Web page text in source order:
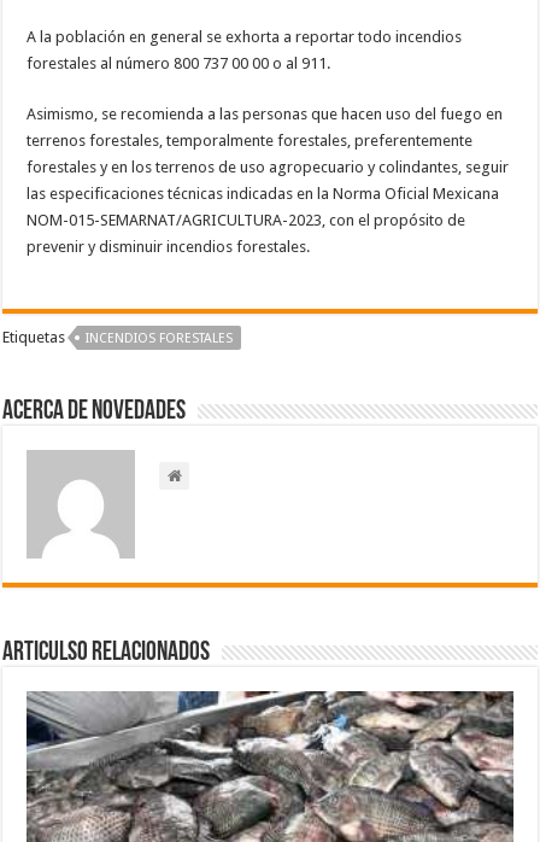
A la población en general se exhorta a reportar todo incendios
forestales al número 800 737 00 00 o al 911.
Asimismo, se recomienda a las personas que hacen uso del fuego en
terrenos forestales, temporalmente forestales, preferentemente
forestales y en los terrenos de uso agropecuario y colindantes, seguir
las especificaciones técnicas indicadas en la Norma Oficial Mexicana
NOM-015-SEMARNAT/AGRICULTURA-2023, con el propósito de
prevenir y disminuir incendios forestales.
Etiquetas INCENDIOS FORESTALES
Acerca de NOVEDADES
Articulso Relacionados